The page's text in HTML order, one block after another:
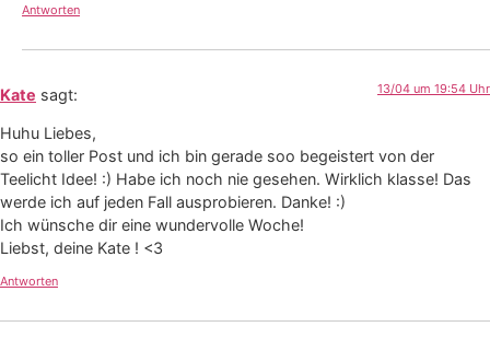
Antworten
Kate sagt: 13/04 um 19:54 Uhr
Huhu Liebes,
so ein toller Post und ich bin gerade soo begeistert von der
Teelicht Idee! :) Habe ich noch nie gesehen. Wirklich klasse! Das
werde ich auf jeden Fall ausprobieren. Danke! :)
Ich wünsche dir eine wundervolle Woche!
Liebst, deine Kate ! <3
Antworten